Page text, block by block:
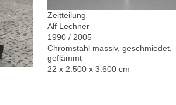
Zeitteilung
Alf Lechner
1990 / 2005
Chromstahl massiv, geschmiedet,
geflämmt
22 x 2.500 x 3.600 cm